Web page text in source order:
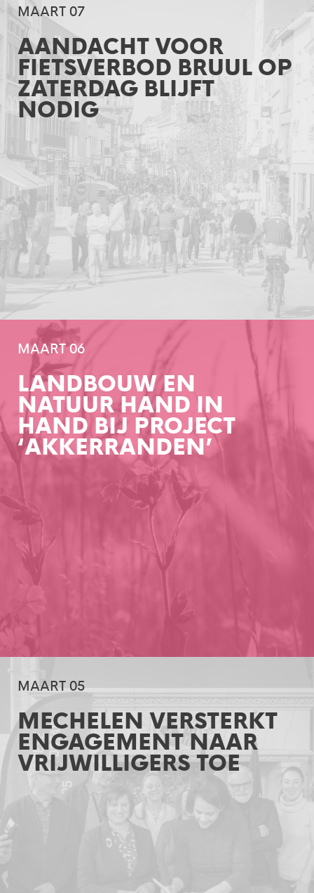
MAART 07
AANDACHT VOOR
FIETSVERBOD BRUUL OP
ZATERDAG BLIJFT
NODIG
MAART 06
LANDBOUW EN
NATUUR HAND IN
HAND BIJ PROJECT
‘AKKERRANDEN’
MAART 05
MECHELEN VERSTERKT
ENGAGEMENT NAAR
VRIJWILLIGERS TOE